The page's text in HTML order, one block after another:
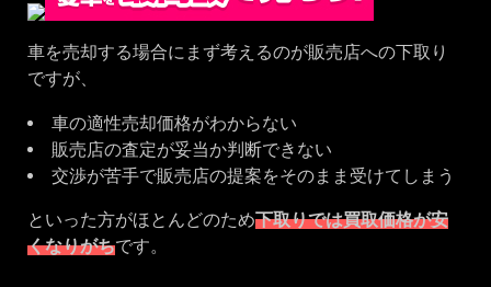
車を売却する場合にまず考えるのが販売店への下取り
ですが、
車の適性売却価格がわからない
販売店の査定が妥当か判断できない
交渉が苦手で販売店の提案をそのまま受けてしまう
といった方がほとんどのため下取りでは買取価格が安
くなりがちです。